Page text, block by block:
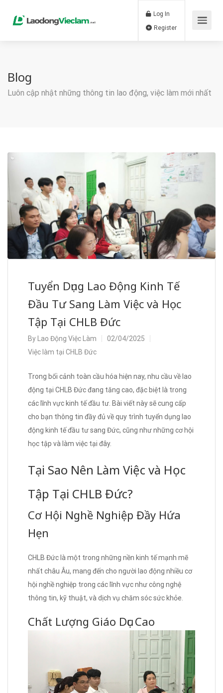
Log In
Blog
Luôn cập nhật những thông tin lao động, việc làm mới nhất
Tuyển Dụng Lao Động Kinh Tế
Đầu Tư Sang Làm Việc và Học
Tập Tại CHLB Đức
By Lao Động Việc Làm
02/04/2025
Việc làm tại CHLB Đức
Trong bối cảnh toàn cầu hóa hiện nay, nhu cầu về lao
động tại CHLB Đức đang tăng cao, đặc biệt là trong
các lĩnh vực kinh tế đầu tư. Bài viết này sẽ cung cấp
cho bạn thông tin đầy đủ về quy trình tuyển dụng lao
động kinh tế đầu tư sang Đức, cũng như những cơ hội
học tập và làm việc tại đây.
Tại Sao Nên Làm Việc và Học
Tập Tại CHLB Đức?
Cơ Hội Nghề Nghiệp Đầy Hứa
Hẹn
CHLB Đức là một trong những nền kinh tế mạnh mẽ
nhất châu Âu, mang đến cho người lao động nhiều cơ
hội nghề nghiệp trong các lĩnh vực như công nghệ
thông tin, kỹ thuật, và dịch vụ chăm sóc sức khỏe.
Chất Lượng Giáo Dục Cao